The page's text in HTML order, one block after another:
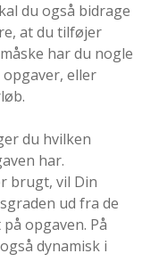
du også bidrage
at du tilføjer
har du nogle
eller
du hvilken
har.
brugt, vil Din
ud fra de
opgaven. På
dynamisk i